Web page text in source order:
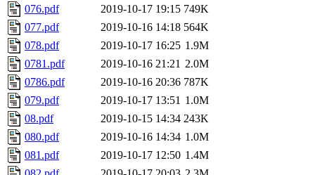
076.pdf
2019-10-17 19:15 749K
077.pdf
2019-10-16 14:18 564K
078.pdf
2019-10-17 16:25 1.9M
0781.pdf
2019-10-16 21:21 2.0M
0786.pdf
2019-10-16 20:36 787K
079.pdf
2019-10-17 13:51 1.0M
08.pdf
2019-10-15 14:34 243K
080.pdf
2019-10-16 14:34 1.0M
081.pdf
2019-10-17 12:50 1.4M